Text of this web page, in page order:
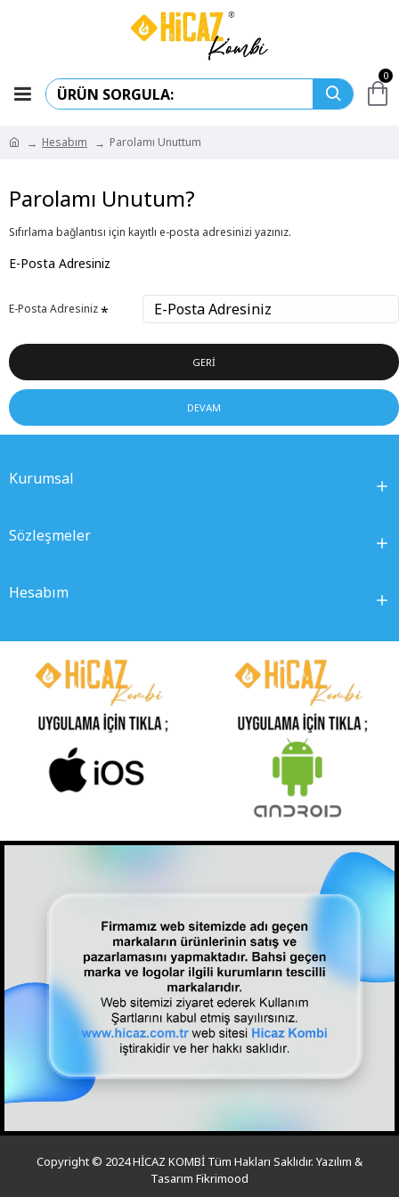
0
Hesabım Parolamı Unuttum
Parolamı Unutum?
Sıfırlama bağlantısı için kayıtlı e-posta adresinizi yazınız.
E-Posta Adresiniz
E-Posta Adresiniz
GERI
DEVAM
Kurumsal
Sözleşmeler
Hesabım
Copyright © 2024 HİCAZ KOMBİ Tüm Hakları Saklıdır. Yazılım &
Tasarım Fikrimood